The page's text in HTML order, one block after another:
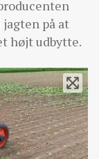
på at
højt udbytte.